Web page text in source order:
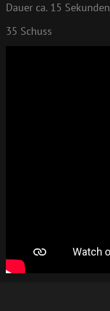
Dauer ca. 15 Sekunden
35 Schuss